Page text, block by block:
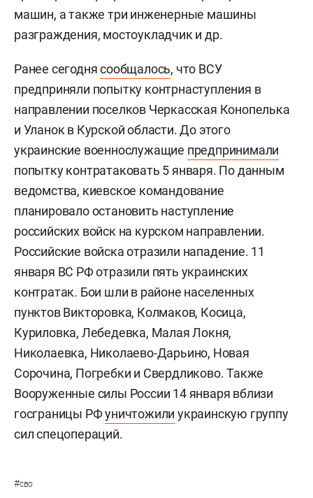
машин, а также три инженерные машины
разграждения, мостоукладчик и др.
Ранее сегоднясообщалось, что ВСУ
предприняли попытку контрнаступления в
направлении поселков Черкасская Конопелька
и Уланок в Курской области. До этого
украинские военнослужащие предпринимали
попытку контратаковать 5 января. По данным
ведомства, киевское командование
планировало остановить наступление
российских войск на курском направлении.
Российские войска отразили нападение. 11
января ВС РФ отразили пять украинских
контратак. Бои шли в районе населенных
пунктов Викторовка, Колмаков, Косица,
Куриловка, Лебедевка, Малая Локня,
Николаевка, Николаево-Дарьино, Новая
Сорочина, Погребки и Свердликово. Также
Вооруженные силы России 14 января вблизи
госграницы РФуничтожили украинскую группу
сил спецопераций.
#сво